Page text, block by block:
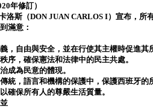
年修訂）
洛斯（DON JUAN CARLOS I）宣布，
滿意：
，自由與安全，並在行使其主權時促進其
序，確保憲法和法律中的民主共處。
成為民意的體現。
統，語言和機構的保護中，保護西班牙的
確保所有人的尊嚴生活質量。